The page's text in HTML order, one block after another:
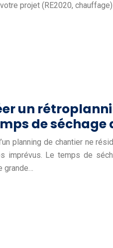
projet (RE2020,
un
de séchage
planning de chantier ne
imprévus. Le temps de
grande…